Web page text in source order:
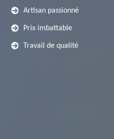
Artisan passionné
Prix imbattable
Travail de qualité